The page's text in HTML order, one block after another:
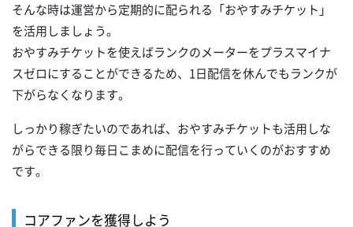
そんな時は運営から定期的に配られる「おやすみチケット」
を活用しましょう。
おやすみチケットを使えばランクのメーターをプラスマイナ
スゼロにすることができるため、1日配信を休んでもランクが
下がらなくなります。
しっかり稼ぎたいのであれば、おやすみチケットも活用しな
がらできる限り毎日こまめに配信を行っていくのがおすすめ
です。
コアファンを獲得しよう